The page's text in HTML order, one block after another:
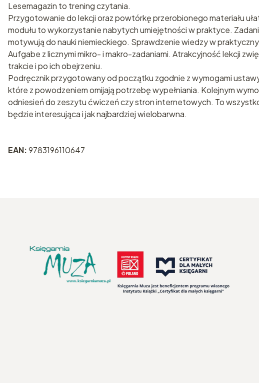
Lesemagazin to trening czytania.
Przygotowanie do lekcji oraz powtórkę przerobionego materiału
modułu to wykorzystanie nabytych umiejętności w praktyce.
motywują do nauki niemieckiego. Sprawdzenie wiedzy w
Aufgabe z licznymi mikro- i makro-zadaniami. Atrakcyjność lekcji
trakcie i po ich obejrzeniu.
Podręcznik przygotowany od początku zgodnie z wymogami
które z powodzeniem omijają potrzebę wypełniania. Kolejnym
odniesień do zeszytu ćwiczeń czy stron internetowych. To
będzie interesująca i jak najbardziej wielobarwna.
EAN:9783196110647